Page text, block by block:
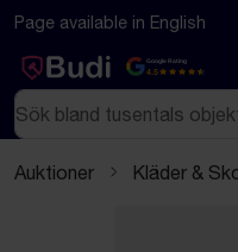
Hoppa till innehåll
Textbaserad (markdown)
Page available in English
Google Rating
4.5
Sök
Auktioner Kläder &